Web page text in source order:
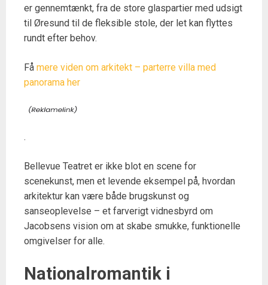
er gennemtænkt, fra de store glaspartier med udsigt
til Øresund til de fleksible stole, der let kan flyttes
rundt efter behov.
Få mere viden om arkitekt – parterre villa med
panorama her
.
Bellevue Teatret er ikke blot en scene for
scenekunst, men et levende eksempel på, hvordan
arkitektur kan være både brugskunst og
sanseoplevelse – et farverigt vidnesbyrd om
Jacobsens vision om at skabe smukke, funktionelle
omgivelser for alle.
Nationalromantik i